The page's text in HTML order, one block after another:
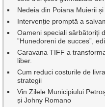
Nedeia din Poiana Muierii
Intervenție promptă a
Oameni speciali sărbătoriți
”Hunedoreni de succes”,
Caravana TIFF a
liber.
Cum reduci costurile de
strategii
Vin Zilele Municipiului
și Johny Romano